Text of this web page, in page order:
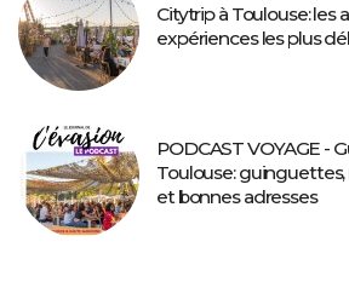
Citytrip à Toulouse: les
expériences les plus
PODCAST VOYAGE -
Toulouse:
et bonnes adresses